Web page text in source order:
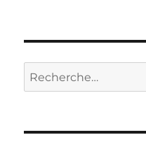
Recherche
pour :